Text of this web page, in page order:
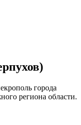
города
региона области.